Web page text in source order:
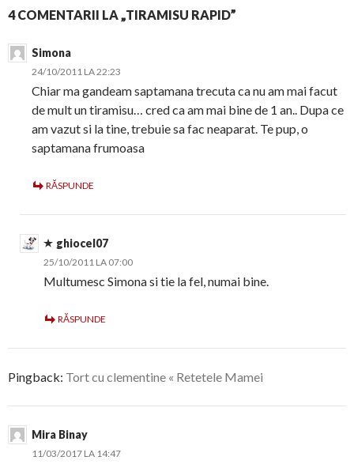
4 COMENTARII LA „TIRAMISU RAPID”
Simona
24/10/2011 LA 22:23
Chiar ma gandeam saptamana trecuta ca nu am mai facut
de mult un tiramisu… cred ca am mai bine de 1 an.. Dupa ce
am vazut si la tine, trebuie sa fac neaparat. Te pup, o
saptamana frumoasa
RĂSPUNDE
ghiocel07
25/10/2011 LA 07:00
Multumesc Simona si tie la fel, numai bine.
RĂSPUNDE
Pingback: Tort cu clementine « Retetele Mamei
Mira Binay
11/03/2017 LA 14:47